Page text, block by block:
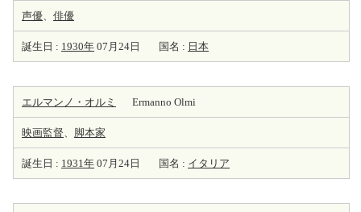
声優、 俳優
誕生日 : 1930年 07月24日 国名 : 日本
エルマンノ・オルミ Ermanno Olmi
映画監督、 脚本家
誕生日 : 1931年 07月24日 国名 : イタリア